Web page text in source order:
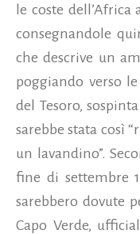
le coste
consegnandole
che descrive un
poggiando verso
del Tesoro,
sarebbe stata così
un lavandino”.
fine di settembre
sarebbero dovute
Capo Verde,